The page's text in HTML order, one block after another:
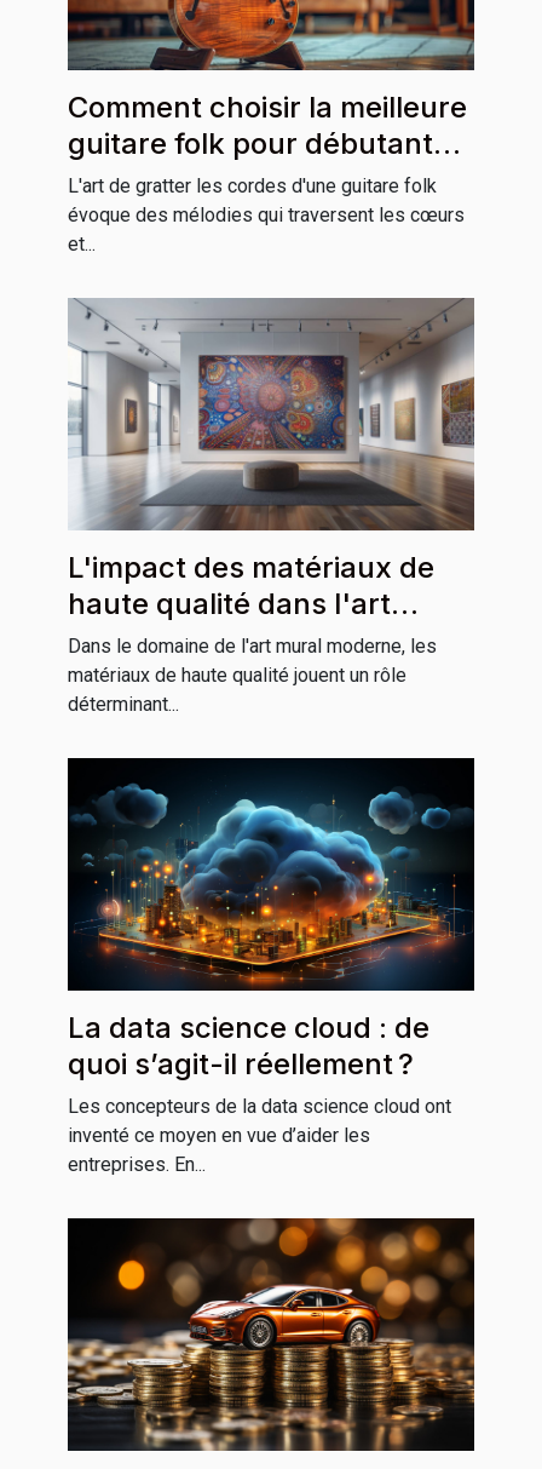
Comment choisir la meilleure
guitare folk pour débutants
et professionnels
L'art de gratter les cordes d'une guitare folk
évoque des mélodies qui traversent les cœurs
et...
L'impact des matériaux de
haute qualité dans l'art
mural moderne
Dans le domaine de l'art mural moderne, les
matériaux de haute qualité jouent un rôle
déterminant...
La data science cloud : de
quoi s’agit-il réellement ?
Les concepteurs de la data science cloud ont
inventé ce moyen en vue d’aider les
entreprises. En...